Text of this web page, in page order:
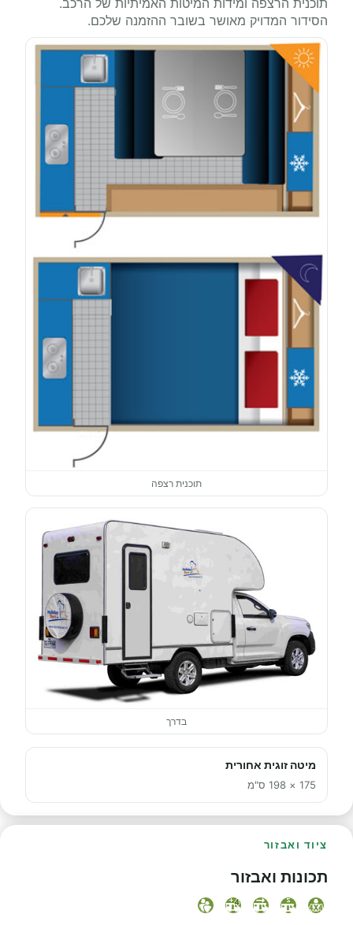
הסידור המדויק מאושר בשובר ההזמנה שלכם.
תוכנית רצפה
בדרך
מיטה זוגית אחורית
175 × 198 ס"מ
ציוד ואבזור
תכונות ואבזור